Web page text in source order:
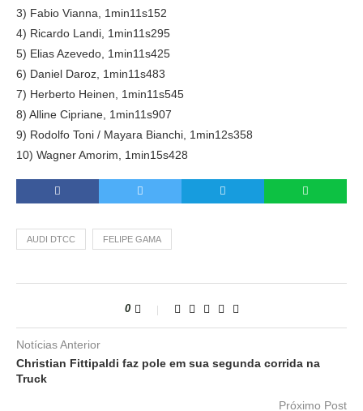
3) Fabio Vianna, 1min11s152
4) Ricardo Landi, 1min11s295
5) Elias Azevedo, 1min11s425
6) Daniel Daroz, 1min11s483
7) Herberto Heinen, 1min11s545
8) Alline Cipriane, 1min11s907
9) Rodolfo Toni / Mayara Bianchi, 1min12s358
10) Wagner Amorim, 1min15s428
AUDI DTCC FELIPE GAMA
0
Notícias Anterior
Christian Fittipaldi faz pole em sua segunda corrida na
Truck
Próximo Post